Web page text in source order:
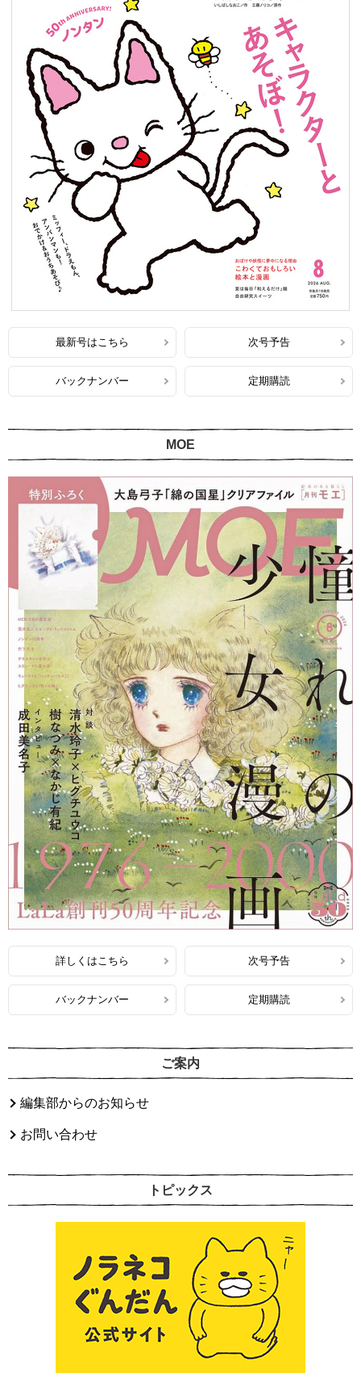
最新号はこちら 次号予告
バックナンバー 定期購読
MOE
詳しくはこちら 次号予告
バックナンバー 定期購読
ご案内
編集部からのお知らせ
お問い合わせ
トピックス